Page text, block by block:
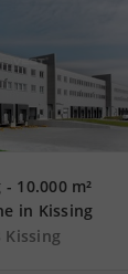
10.000 m²
in Kissing
Kissing